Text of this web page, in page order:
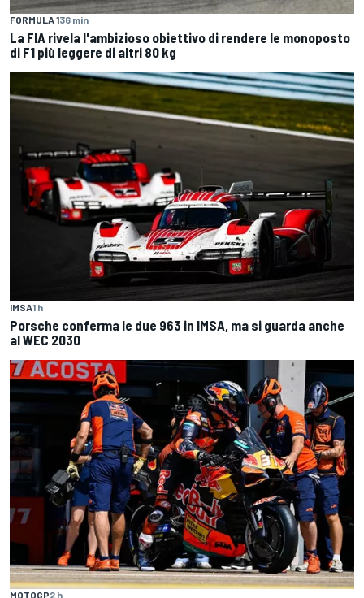
FORMULA 136 min
La FIA rivela l'ambizioso obiettivo di rendere le monoposto
di F1 più leggere di altri 80 kg
IMSA1 h
Porsche conferma le due 963 in IMSA, ma si guarda anche
al WEC 2030
MOTOGP2 h